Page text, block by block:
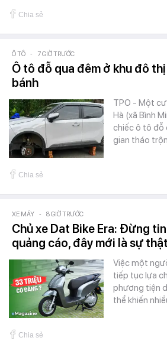
Chia sẻ
Ô TÔ - 7 GIỜ TRƯỚC
Ô tô đỗ qua đêm ở khu đô
bánh
TPO - Một
Hà (xã Bình
chiếc ô tô đỗ
gian tháo
Chia sẻ
XE MÁY - 8 GIỜ TRƯỚC
Chủ xe Dat Bike Era: Đừng
quảng cáo, đây mới là sự thật
Việc một
tiếp tục lựa
phương tiện
thể khiến
Chia sẻ